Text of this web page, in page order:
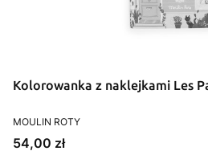
Kolorowanka z naklejkami Les
PRODUCENT
MOULIN ROTY
Cena
54,00 zł